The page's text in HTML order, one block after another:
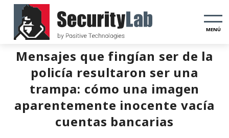
MENÚ
Mensajes que fingían ser de la
policía resultaron ser una
trampa: cómo una imagen
aparentemente inocente vacía
cuentas bancarias